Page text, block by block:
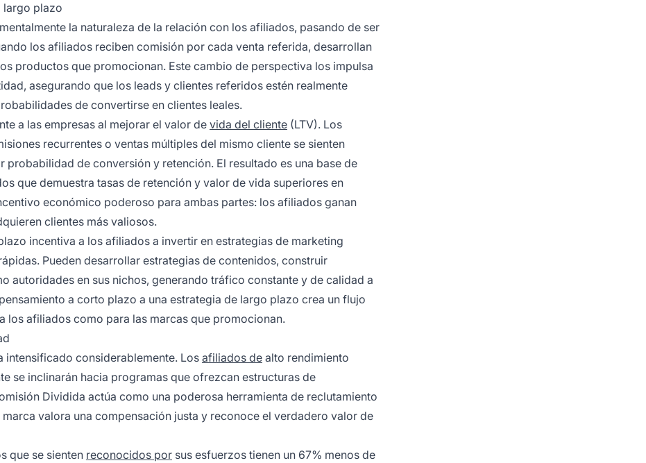
largo plazo
la naturaleza de la relación con los afiliados, pasando de ser
los afiliados reciben comisión por cada venta referida, desarrollan
productos que promocionan. Este cambio de perspectiva los impulsa
asegurando que los leads y clientes referidos estén realmente
de convertirse en clientes leales.
a las empresas al mejorar el valor de vida del cliente (LTV). Los
recurrentes o ventas múltiples del mismo cliente se sienten
de conversión y retención. El resultado es una base de
que demuestra tasas de retención y valor de vida superiores en
económico poderoso para ambas partes: los afiliados ganan
clientes más valiosos.
incentiva a los afiliados a invertir en estrategias de marketing
Pueden desarrollar estrategias de contenidos, construir
autoridades en sus nichos, generando tráfico constante y de calidad a
a corto plazo a una estrategia de largo plazo crea un flujo
los afiliados como para las marcas que promocionan.
intensificado considerablemente. Los afiliados de alto rendimiento
se inclinarán hacia programas que ofrezcan estructuras de
Dividida actúa como una poderosa herramienta de reclutamiento
valora una compensación justa y reconoce el verdadero valor de
que se sienten reconocidos por sus esfuerzos tienen un 67% menos de